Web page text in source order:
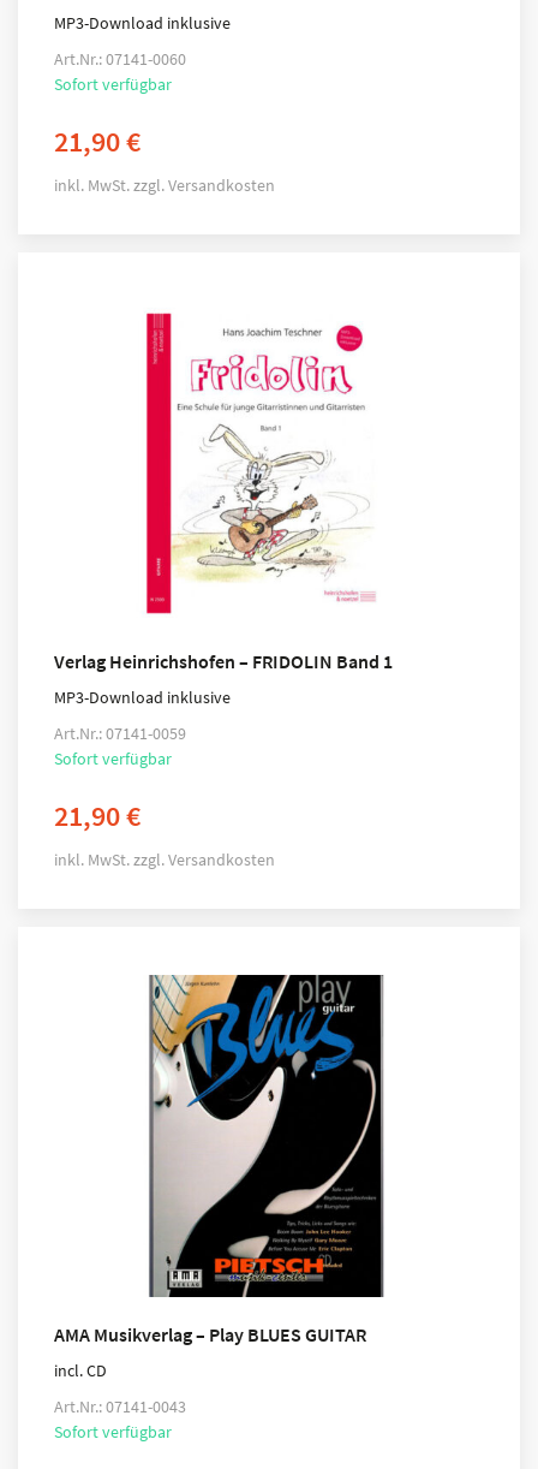
MP3-Download inklusive
Art.Nr.: 07141-0060
Sofort verfügbar
21,90€
inkl. MwSt.zzgl.Versandkosten
Verlag Heinrichshofen – FRIDOLIN Band 1
MP3-Download inklusive
Art.Nr.: 07141-0059
Sofort verfügbar
21,90€
inkl. MwSt. zzgl.Versandkosten
AMA Musikverlag – Play BLUES GUITAR
incl. CD
Art.Nr.: 07141-0043
Sofort verfügbar